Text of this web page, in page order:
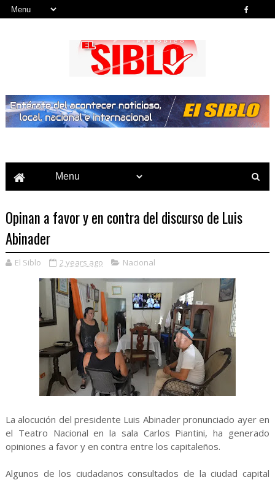
Opinan a favor y en contra del discurso de Luis
Abinader
El Siblo 2 years ago Nacional
La alocución del presidente Luis Abinader pronunciado ayer en
el Teatro Nacional en la sala Carlos Piantini, ha generado
opiniones a favor y en contra entre los capitaleños.
Algunos de los ciudadanos consultados de la ciudad capital